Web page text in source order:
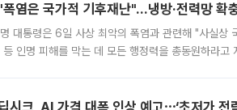
염은 국가적 기후재난"…냉방·전력망 확
대통령은 6일 사상 최악의 폭염과 관련해 "사실상
등 인명 피해를 막는 데 모든 행정력을 총동원하라
시크, AI 가격 대폭 인상 예고⋯‘초저가 전